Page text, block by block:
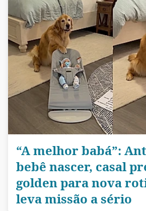
“A melhor babá”:
bebê nascer, casal
golden para nova
leva missão a sério